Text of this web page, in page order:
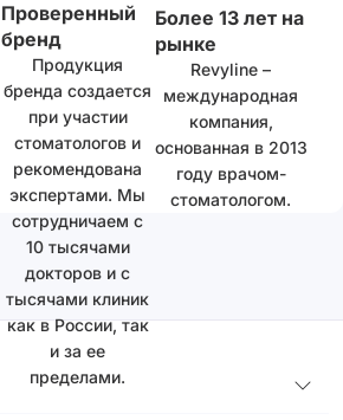
Проверенный
бренд
Продукция
бренда создается
при участии
стоматологов и
рекомендована
экспертами. Мы
сотрудничаем с
10 тысячами
докторов и с
тысячами клиник
как в России, так
и за ее
пределами.
Более 13 лет на
рынке
Revyline –
международная
компания,
основанная в 2013
году врачом-
стоматологом.